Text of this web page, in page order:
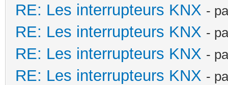
RE: Les interrupteurs KNX -
RE: Les interrupteurs KNX -
RE: Les interrupteurs KNX -
RE: Les interrupteurs KNX -